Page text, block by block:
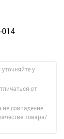
у
от
не совпадение
товара/